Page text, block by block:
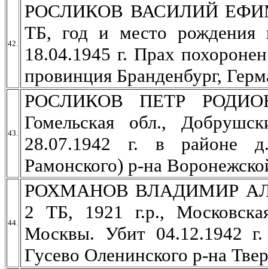
42.
РОСЛИКОВ ВАСИЛИЙ
ТБ, год и место рождения
18.04.1945 г. Прах
провинция Бранденбург,
43.
РОСЛИКОВ ПЕТР
Гомельская обл.,
28.07.1942 г. в районе
Рамонского) р-на
44.
РОХМАНОВ ВЛАДИМИР
2 ТБ, 1921 г.р.,
Москвы. Убит 04.12.1942
Гусево Оленинского р-на